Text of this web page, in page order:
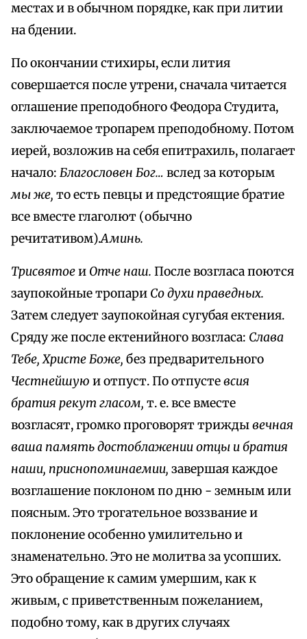
местах и в обычном порядке, как при литии
на бдении.
По окончании стихиры, если лития
совершается после утрени, сначала читается
оглашение преподобного Феодора Студита,
заключаемое тропарем преподобному. Потом
иерей, возложив на себя епитрахиль, полагает
начало: Благословен Бог… вслед за которым
мы же, то есть певцы и предстоящие братие
все вместе глаголют (обычно
речитативом).Аминь.
Трисвятоеи Отче наш. После возгласа поются
заупокойные тропари Со духи праведных.
Затем следует заупокойная сугубая ектения.
Сряду же после ектенийного возгласа: Слава
Тебе, Христе Боже, без предварительного
Честнейшую и отпуст. По отпустевсия
братия рекут гласом, т. е. все вместе
возгласят, громко проговорят триждывечная
ваша память достоблажении отцы и братия
наши, приснопоминаемии, завершая каждое
возглашение поклоном по дню - земным или
поясным. Это трогательное воззвание и
поклонение особенно умилительно и
знаменательно. Это не молитва за усопших.
Это обращение к самим умершим, как к
живым, с приветственным пожеланием,
подобно тому, как в других случаях